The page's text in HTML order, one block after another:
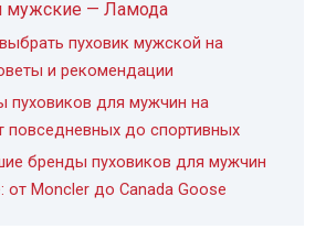
мужские — Ламода
пуховик мужской на
и рекомендации
пуховиков для мужчин на
повседневных до спортивных
бренды пуховиков для мужчин
от Moncler до Canada Goose